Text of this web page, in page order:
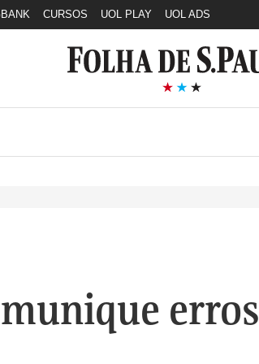
CURSOS UOL PLAY UOL ADS
erros